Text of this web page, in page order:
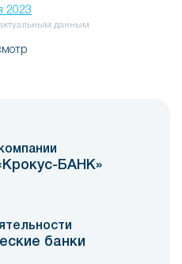
2023
актуальным данным
БАНК»
банки